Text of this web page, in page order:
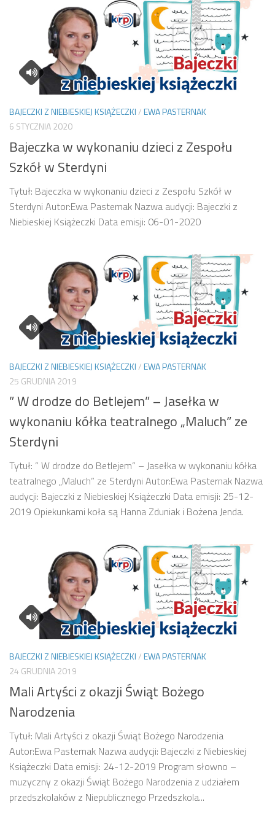
BAJECZKI Z NIEBIESKIEJ KSIĄŻECZKI/EWA PASTERNAK
6 STYCZNIA 2020
Bajeczka w wykonaniu dzieci z Zespołu
Szkół w Sterdyni
Tytuł: Bajeczka w wykonaniu dzieci z Zespołu Szkół w
Sterdyni Autor:Ewa Pasternak Nazwa audycji: Bajeczki z
Niebieskiej Książeczki Data emisji: 06-01-2020
BAJECZKI Z NIEBIESKIEJ KSIĄŻECZKI/EWA PASTERNAK
25 GRUDNIA 2019
” W drodze do Betlejem” – Jasełka w
wykonaniu kółka teatralnego „Maluch” ze
Sterdyni
Tytuł: ” W drodze do Betlejem” – Jasełka w wykonaniu kółka
teatralnego „Maluch” ze Sterdyni Autor:Ewa Pasternak Nazwa
audycji: Bajeczki z Niebieskiej Książeczki Data emisji: 25-12-
2019 Opiekunkami koła są Hanna Zduniak i Bożena Jenda.
BAJECZKI Z NIEBIESKIEJ KSIĄŻECZKI/EWA PASTERNAK
24 GRUDNIA 2019
Mali Artyści z okazji Świąt Bożego
Narodzenia
Tytuł: Mali Artyści z okazji Świąt Bożego Narodzenia
Autor:Ewa Pasternak Nazwa audycji: Bajeczki z Niebieskiej
Książeczki Data emisji: 24-12-2019 Program słowno –
muzyczny z okazji Świąt Bożego Narodzenia z udziałem
przedszkolaków z Niepublicznego Przedszkola...